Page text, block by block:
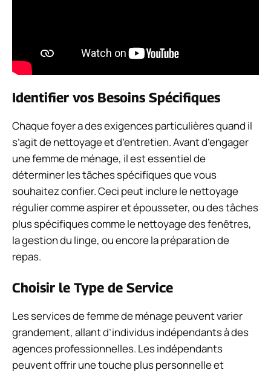
Identifier vos Besoins Spécifiques
Chaque foyer a des exigences particulières quand il
s’agit de nettoyage et d’entretien. Avant d’engager
une femme de ménage, il est essentiel de
déterminer les tâches spécifiques que vous
souhaitez confier. Ceci peut inclure le nettoyage
régulier comme aspirer et épousseter, ou des tâches
plus spécifiques comme le nettoyage des fenêtres,
la gestion du linge, ou encore la préparation de
repas.
Choisir le Type de Service
Les services de femme de ménage peuvent varier
grandement, allant d’individus indépendants à des
agences professionnelles. Les indépendants
peuvent offrir une touche plus personnelle et